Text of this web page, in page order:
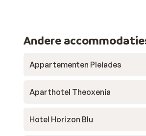
Andere
Appartementen Pleiades
Aparthotel Theoxenia
Hotel Horizon Blu